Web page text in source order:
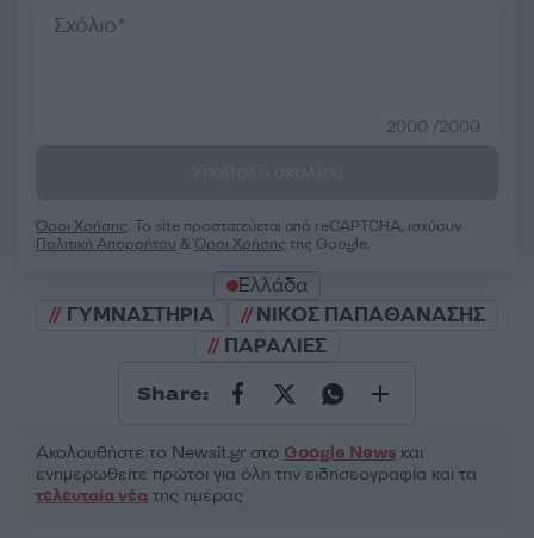
2000 /2000
Όροι Χρήσης. Το site προστατεύεται από reCAPTCHA, ισχύουν
Πολιτική Απορρήτου &Όροι Χρήσης της Google.
Ελλάδα
ΓΥΜΝΑΣΤΗΡΙΑ
ΝΙΚΟΣ ΠΑΠΑΘΑΝΑΣΗΣ
ΠΑΡΑΛΙΕΣ
Share:
Ακολουθήστε το Νewsit.gr στο Google News και
ενημερωθείτε πρώτοι για όλη την ειδησεογραφία και τα
τελευταία νέα της ημέρας